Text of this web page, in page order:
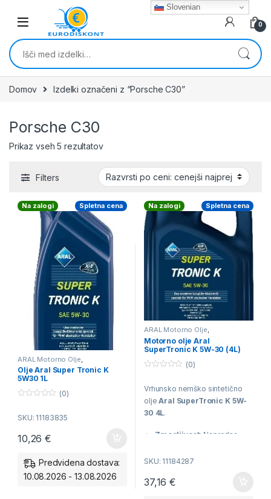
Skip to navigation
0
Išči:
Domov Izdelki označeni z “Porsche C30”
Porsche C30
Prikaz vseh 5 rezultatovRazvrščeno po ceni: od najnižje do
Filters
Na zalogi Spletna cena
ARAL Motorno Olje
Avtomobilsko motorno olje
Olje Aral Super Tronic K
5W30 1L
u
(0)
SKU: 11183835
10,26€
Predvidena dostava:
10.08.2026 - 13.08.2026
Na zalogi Spletna cena
ARAL Motorno Olje,
Avtomobilsko motorno olje
Motorno olje Aral
SuperTronic K 5W-30 (4L)
u
o
f
5
(0)
Vrhunsko nemško sintetično
oljeAral SuperTronic K 5W-
30 4L.
Zmogljivost: Napredna
zaščito DPF filtrov.
Odobritve:
SKU: 11184287
37,16€
Slovenian